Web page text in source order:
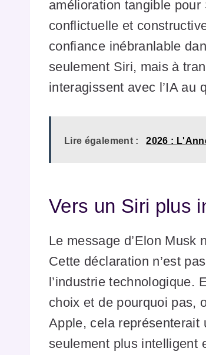
amélioration tangible
conflictuelle et
confiance inébranlable
seulement Siri, mais à
interagissent avec l’IA au
Lire également : 2026 :
Vers un Siri plus
Le message d’Elon
Cette déclaration n’est
l’industrie technologique.
choix et de pourquoi pas,
Apple, cela représenterait
seulement plus intelligent